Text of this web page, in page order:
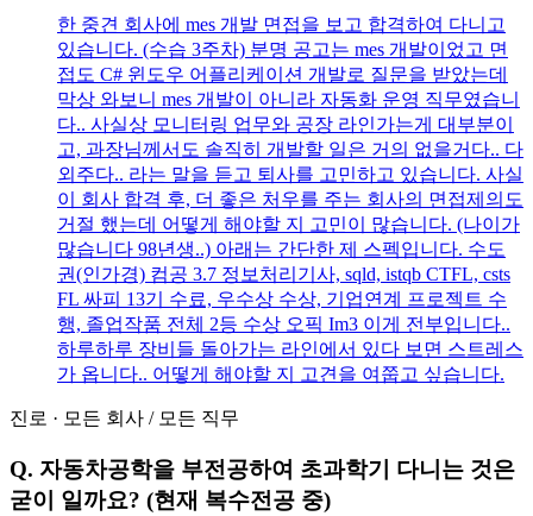
한 중견 회사에 mes 개발 면접을 보고 합격하여 다니고
있습니다. (수습 3주차) 분명 공고는 mes 개발이었고 면
접도 C# 윈도우 어플리케이션 개발로 질문을 받았는데
막상 와보니 mes 개발이 아니라 자동화 운영 직무였습니
다.. 사실상 모니터링 업무와 공장 라인가는게 대부분이
고, 과장님께서도 솔직히 개발할 일은 거의 없을거다.. 다
외주다.. 라는 말을 듣고 퇴사를 고민하고 있습니다. 사실
이 회사 합격 후, 더 좋은 처우를 주는 회사의 면접제의도
거절 했는데 어떻게 해야할 지 고민이 많습니다. (나이가
많습니다 98년생..) 아래는 간단한 제 스펙입니다. 수도
권(인가경) 컴공 3.7 정보처리기사, sqld, istqb CTFL, csts
FL 싸피 13기 수료, 우수상 수상, 기업연계 프로젝트 수
행, 졸업작품 전체 2등 수상 오픽 Im3 이게 전부입니다..
하루하루 장비들 돌아가는 라인에서 있다 보면 스트레스
가 옵니다.. 어떻게 해야할 지 고견을 여쭙고 싶습니다.
진로 · 모든 회사 / 모든 직무
Q. 자동차공학을 부전공하여 초과학기 다니는 것은
굳이 일까요? (현재 복수전공 중)